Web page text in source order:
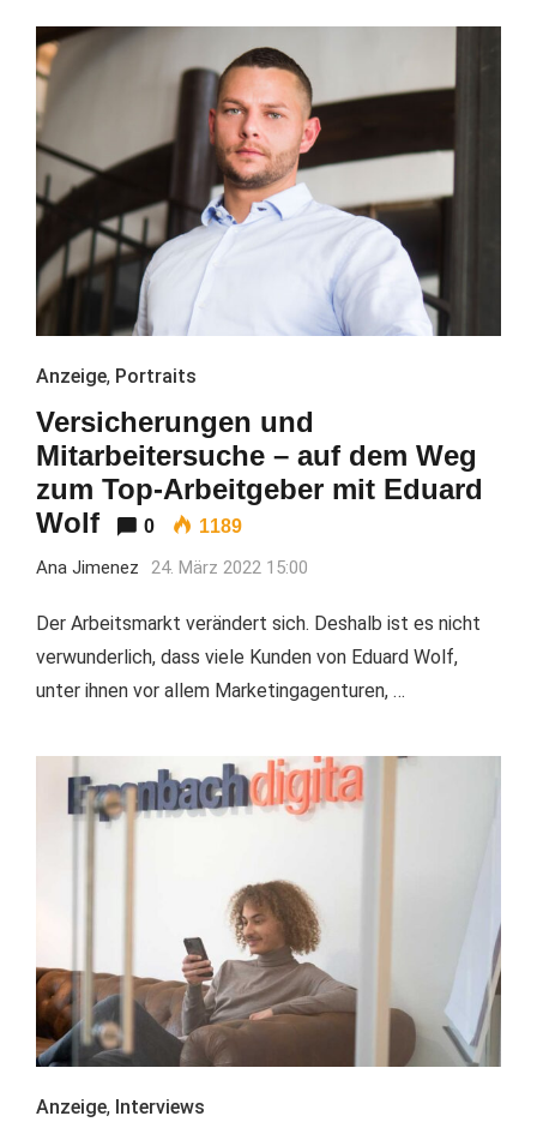
Anzeige, Portraits
Versicherungen und
Mitarbeitersuche – auf dem Weg
zum Top-Arbeitgeber mit Eduard
Wolf
0 1189
Ana Jimenez 24. März 2022 15:00
Der Arbeitsmarkt verändert sich. Deshalb ist es nicht
verwunderlich, dass viele Kunden von Eduard Wolf,
unter ihnen vor allem Marketingagenturen, …
Anzeige, Interviews